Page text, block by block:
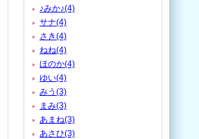
♪みか♪(4)
サナ(4)
さき(4)
ねね(4)
ほのか(4)
ゆい(4)
みう(3)
まみ(3)
あまね(3)
あさひ(3)